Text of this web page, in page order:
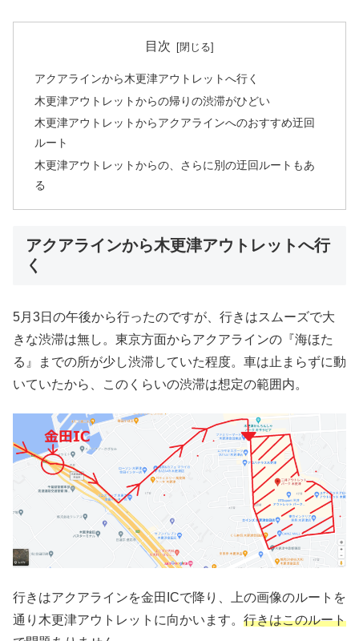
目次
アクアラインから木更津アウトレットへ行く
木更津アウトレットからの帰りの渋滞がひどい
木更津アウトレットからアクアラインへのおすすめ迂回
ルート
木更津アウトレットからの、さらに別の迂回ルートもあ
る
アクアラインから木更津アウトレットへ行
く
5月3日の午後から行ったのですが、行きはスムーズで大
きな渋滞は無し。東京方面からアクアラインの『海ほた
る』までの所が少し渋滞していた程度。車は止まらずに動
いていたから、このくらいの渋滞は想定の範囲内。
行きはアクアラインを金田ICで降り、上の画像のルートを
通り木更津アウトレットに向かいます。 行きはこのルート